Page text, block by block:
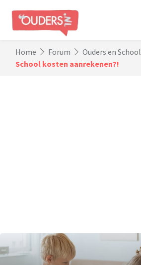
Home Forum
Ouders en School
School kosten aanrekenen?!